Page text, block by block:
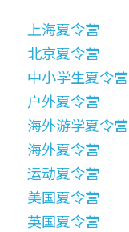
上海夏令营
北京夏令营
中小学生夏令营
户外夏令营
海外游学夏令营
海外夏令营
运动夏令营
美国夏令营
英国夏令营